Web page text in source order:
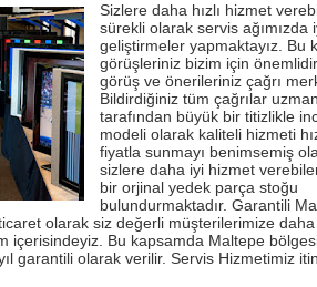
Sizlere daha hızlı hizmet
sürekli olarak servis ağımızda
geliştirmeler yapmaktayız. Bu
görüşleriniz bizim için
görüş ve önerileriniz çağrı
Bildirdiğiniz tüm çağrılar
tarafından büyük bir titizlikle
modeli olarak kaliteli hizmeti
fiyatla sunmayı benimsemiş
sizlere daha iyi hizmet
bir orjinal yedek parça stoğu
bulundurmaktadır. Garantili
olarak siz değerli müşterilerimize
içerisindeyiz. Bu kapsamda Maltepe
garantili olarak verilir. Servis Hizmetimiz